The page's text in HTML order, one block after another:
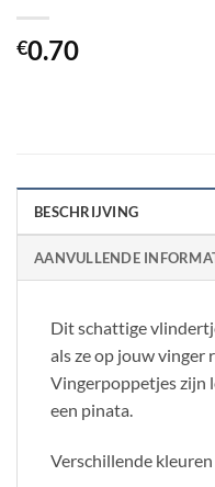
€0.70
BESCHRIJVING
AANVULLENDE
Dit schattige
als ze op jouw vinger
Vingerpoppetjes zijn
een pinata.
Verschillende